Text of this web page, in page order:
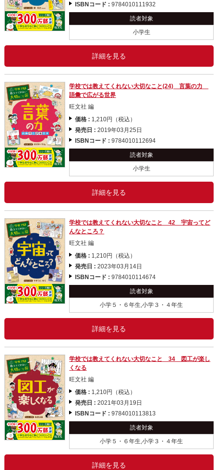
ISBNコード :9784010111932
読者対象
小学生
詳細を見る
学校では教えてくれない大切なこと(24) 言葉の力
語彙で広がる世界
旺文社 編
価格 : 1,210円（税込）
発売日 :2019年03月25日
ISBNコード :9784010112694
読者対象
小学生
詳細を見る
学校では教えてくれない大切なこと 42 宇宙ってど
んなところ？
旺文社 編
価格 : 1,210円（税込）
発売日 :2023年03月14日
ISBNコード :9784010114674
読者対象
小学５・６年生,小学３・４年生
詳細を見る
学校では教えてくれない大切なこと 34 図工が楽し
くなる
旺文社 編
価格 : 1,210円（税込）
発売日 :2021年03月19日
ISBNコード :9784010113813
読者対象
小学５・６年生,小学３・４年生
詳細を見る